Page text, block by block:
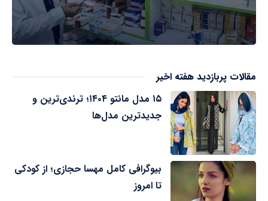
مقالات پربازدید هفته اخیر
۱۵ مدل مانتو ۱۴۰۴؛ ترندی‌ترین و
جدیدترین مدل‌ها
بیوگرافی کامل مهسا حجازی؛ از کودکی
تا امروز